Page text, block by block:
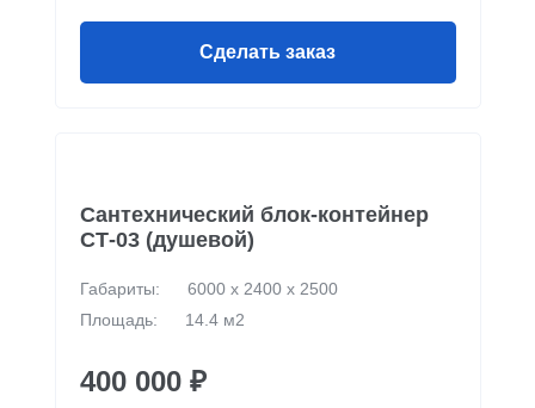
Сделать заказ
Сантехнический блок-контейнер
СТ-03 (душевой)
Габариты:
6000 х 2400 х 2500
Площадь:
14.4 м2
400 000 ₽